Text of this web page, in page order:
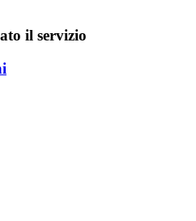
il servizio